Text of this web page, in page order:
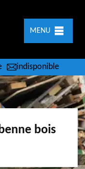
MENU
indisponible
bois